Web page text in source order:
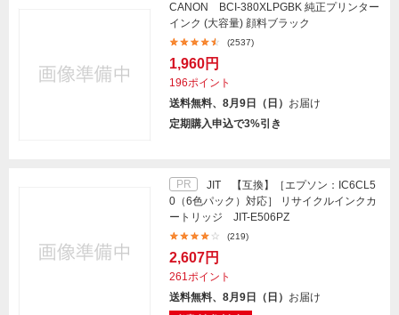
CANON BCI-380XLPGBK 純正プリンター
インク (大容量) 顔料ブラック
(2537)
1,960円
196ポイント
送料無料、8月9日（日） お届け
定期購入申込で3%引き
PR
JIT 【互換】［エプソン：IC6CL5
0（6色パック）対応］ リサイクルインクカ
ートリッジ JIT-E506PZ
(219)
2,607円
261ポイント
送料無料、8月9日（日） お届け